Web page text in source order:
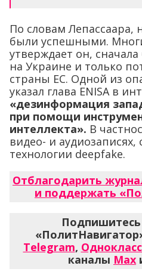
По словам Лепассаара,
были успешными.
утверждает он,
на Украине и только
страны ЕС. Одной из
указал глава ENISA в
«дезинформация
при помощи
интеллекта». В
видео- и аудиозаписях,
технологии deepfake.
Отблагодарить
и поддержать
Подпишитесь
Telegram,
каналы Max